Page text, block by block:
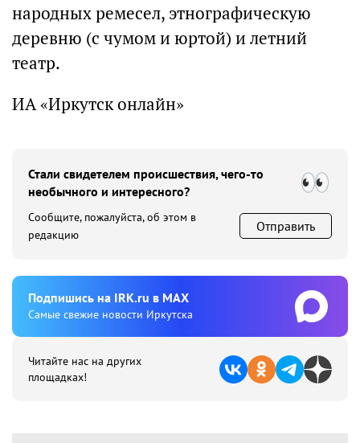
народных ремесел, этнографическую
деревню (с чумом и юртой) и летний
театр.
ИА «Иркутск онлайн»
Стали свидетелем происшествия, чего-то
необычного и интересного?
Сообщите, пожалуйста, об этом в
редакцию
Отправить
Подпишиcь на IRK.ru в MAX
Cамые свежие новости Иркутска
Читайте нас на других
площадках!